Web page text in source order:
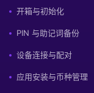
开箱与初始化
PIN 与助记词备份
设备连接与配对
应用安装与币种管理